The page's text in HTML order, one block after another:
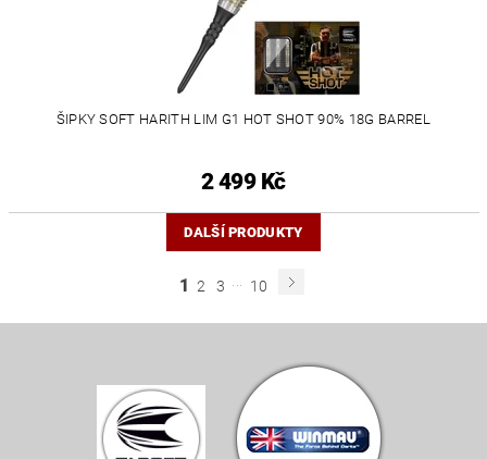
ŠIPKY SOFT HARITH LIM G1 HOT SHOT 90% 18G BARREL
2 499 Kč
DALŠÍ PRODUKTY
1 2 3 10